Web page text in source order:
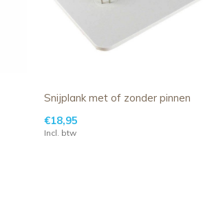
Snijplank met of zonder pinnen
€18,95
Incl. btw